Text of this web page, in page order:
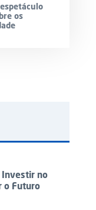
os
Investir no
o Futuro